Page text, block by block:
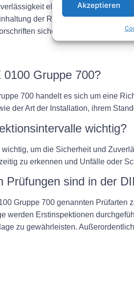
Akzeptieren
elektrischer Anlagen zu
der Richtlinien der DIN
sicherstellen.
Gruppe 700?
700 handelt es sich um eine
der Art der Installation, ihrem
wichtig?
wichtig, um die Sicherheit und
zu erkennen und Unfälle oder
Prüfungen sind in der
Gruppe 700 genannten
werden Erstinspektionen
zu gewährleisten.